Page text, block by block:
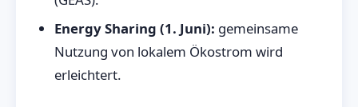
Energy Sharing (1. Juni): gemeinsame
Nutzung von lokalem Ökostrom wird
erleichtert.